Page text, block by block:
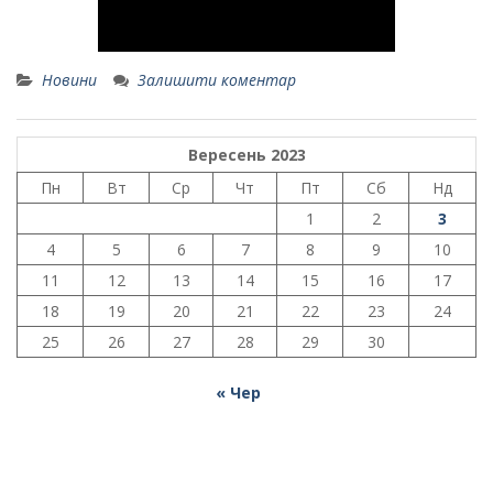
Новини Залишити коментар
Вересень 2023
Пн
Вт Ср Чт Пт Сб
Нд
1
2
3
4
5 6 7 8 9
10
11
12 13 14 15 16
17
18
19 20 21 22 23
24
25
26 27 28 29 30
« Чер